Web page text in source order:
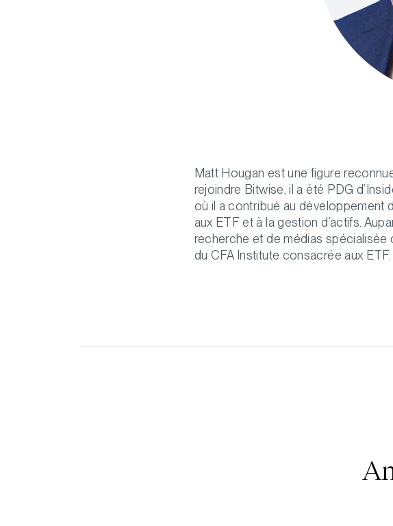
Matt Hougan est une figure
rejoindre Bitwise, il a été PDG
où il a contribué au développement
aux ETF et à la gestion d’actifs.
recherche et de médias spécialisée
du CFA Institute consacrée aux ETF.